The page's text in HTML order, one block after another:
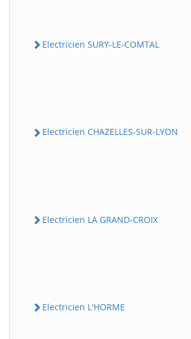
Electricien SURY-LE-COMTAL
Electricien CHAZELLES-SUR-LYON
Electricien LA GRAND-CROIX
Electricien L'HORME